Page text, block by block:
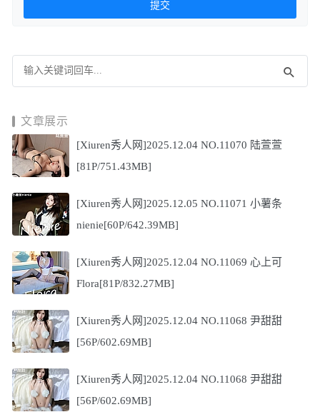
文章展示
[Xiuren秀人网]2025.12.04 NO.11070 陆萱萱
[81P/751.43MB]
[Xiuren秀人网]2025.12.05 NO.11071 小薯条
nienie[60P/642.39MB]
[Xiuren秀人网]2025.12.04 NO.11069 心上可
Flora[81P/832.27MB]
[Xiuren秀人网]2025.12.04 NO.11068 尹甜甜
[56P/602.69MB]
[Xiuren秀人网]2025.12.04 NO.11068 尹甜甜
[56P/602.69MB]